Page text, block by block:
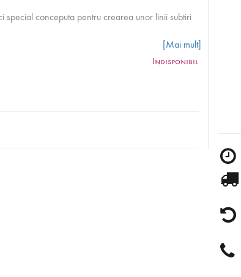
special conceputa pentru crearea unor linii subtiri
[Mai mult]
Indisponibil